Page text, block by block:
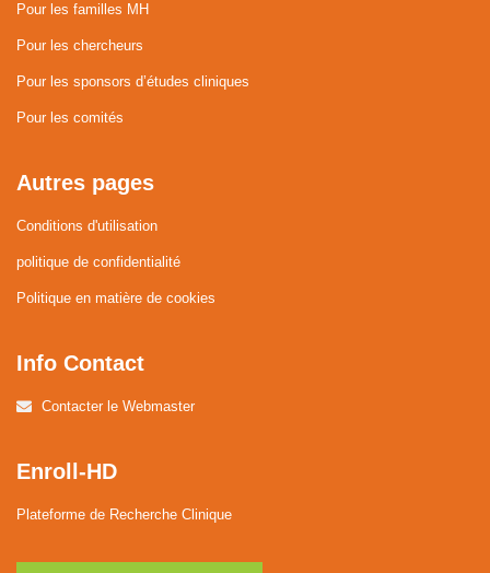
Pour les familles MH
Pour les chercheurs
Pour les sponsors d’études cliniques
Pour les comités
Autres pages
Conditions d'utilisation
politique de confidentialité
Politique en matière de cookies
Info Contact
Contacter le Webmaster
Enroll-HD
Plateforme de Recherche Clinique